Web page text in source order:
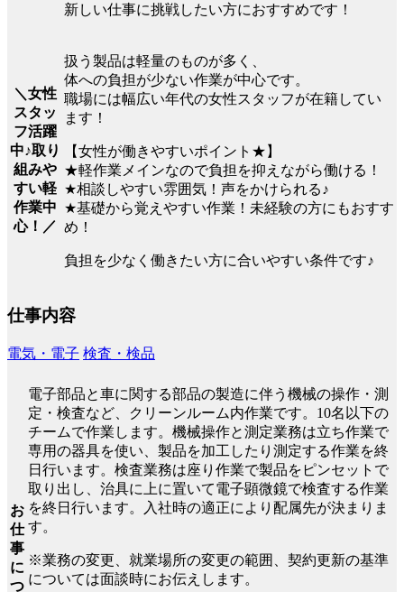
新しい仕事に挑戦したい方におすすめです！
＼女性
スタッ
フ活躍
中♪取り
組みや
すい軽
作業中
心！／
扱う製品は軽量のものが多く、
体への負担が少ない作業が中心です。
職場には幅広い年代の女性スタッフが在籍してい
ます！
【女性が働きやすいポイント★】
★軽作業メインなので負担を抑えながら働ける！
★相談しやすい雰囲気！声をかけられる♪
★基礎から覚えやすい作業！未経験の方にもおすす
め！
負担を少なく働きたい方に合いやすい条件です♪
仕事内容
電気・電子 検査・検品
お
仕
事
に
つ
電子部品と車に関する部品の製造に伴う機械の操作・測
定・検査など、クリーンルーム内作業です。10名以下の
チームで作業します。機械操作と測定業務は立ち作業で
専用の器具を使い、製品を加工したり測定する作業を終
日行います。検査業務は座り作業で製品をピンセットで
取り出し、治具に上に置いて電子顕微鏡で検査する作業
を終日行います。入社時の適正により配属先が決まりま
す。
※業務の変更、就業場所の変更の範囲、契約更新の基準
については面談時にお伝えします。